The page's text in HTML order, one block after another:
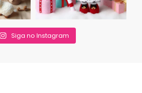
Siga no Instagram